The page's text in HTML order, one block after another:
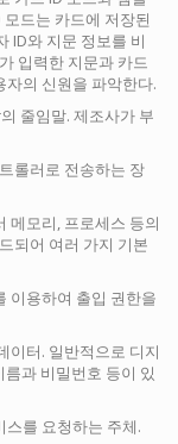
드는 카드에 저장된
ID와 지문 정보를 비
입력한 지문과 카드
의 신원을 파악한다.
줄임말. 제조사가 부
롤러로 전송하는 장
메모리, 프로세스 등의
되어 여러 가지 기본
이용하여 출입 권한을
이터. 일반적으로 디지
과 비밀번호 등이 있
스를 요청하는 주체.